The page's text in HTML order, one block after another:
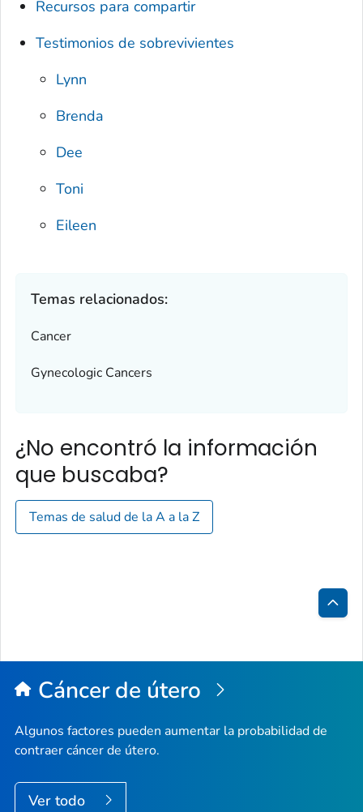
Recursos para compartir
Testimonios de sobrevivientes
Lynn
Brenda
Dee
Toni
Eileen
Temas relacionados:
Cancer
Gynecologic Cancers
¿No encontró la información
que buscaba?
Temas de salud de la A a la Z
la
Cáncer de útero
Algunos factores pueden aumentar la probabilidad de
contraer cáncer de útero.
Ver todo